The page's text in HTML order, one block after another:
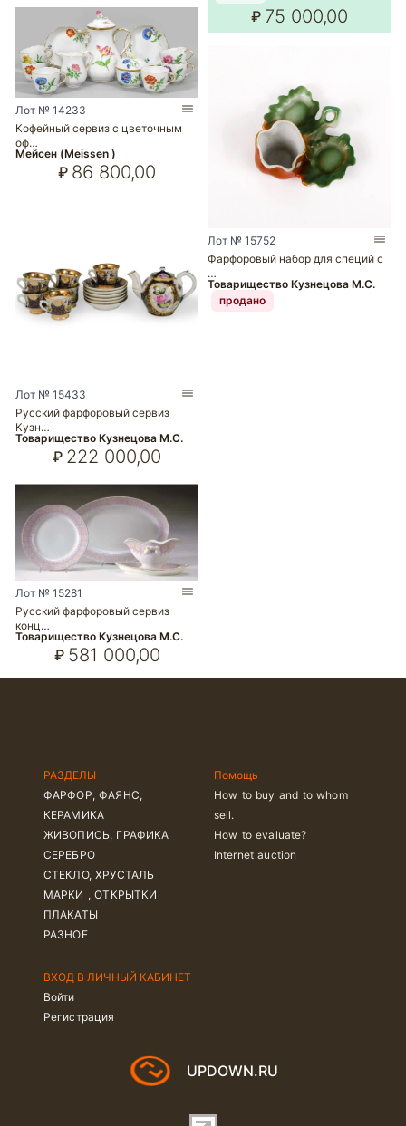
Лот № 14233
Кофейный сервиз с цветочным
оф…
Мейсен (Meissen )
₽ 86 800,00
Лот № 15433
Русский фарфоровый сервиз
Кузн…
Товарищество Кузнецова М.С.
₽ 222 000,00
Лот № 15281
Русский фарфоровый сервиз
конц…
Товарищество Кузнецова М.С.
₽ 581 000,00
₽ 75 000,00
Лот № 15752
Фарфоровый набор для специй с
…
Товарищество Кузнецова М.С.
продано
РАЗДЕЛЫ
ФАРФОР, ФАЯНС,
КЕРАМИКА
ЖИВОПИСЬ, ГРАФИКА
СЕРЕБРО
СТЕКЛО, ХРУСТАЛЬ
МАРКИ , ОТКРЫТКИ
ПЛАКАТЫ
РАЗНОЕ
Помощь
How to buy and to whom
sell.
How to evaluate?
Internet auction
ВХОД В ЛИЧНЫЙ КАБИНЕТ
Войти
Регистрация
UPDOWN.RU